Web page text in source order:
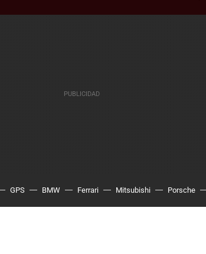
GPS BMW Ferrari Mitsubishi Porsche